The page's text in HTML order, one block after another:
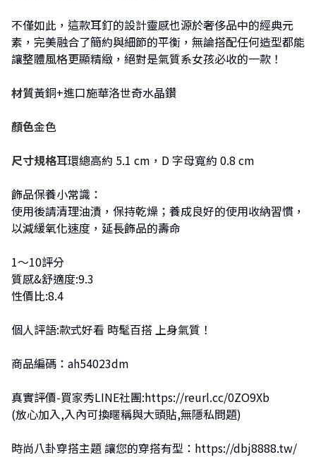
不僅如此，這款耳釘的設計靈感也源於奢侈品中的經典元
素，完美融合了簡約與細節的平衡，無論搭配任何造型都能
讓整體風格更顯精緻，絕對是氣質系女孩必收的一款！
材質黃銅+進口施華洛世奇水晶鑽
顏色金色
尺寸規格耳環總高約 5.1 cm，D 字母寬約 0.8 cm
飾品保養小常識：
使用後請清理油漬，保持乾燥；養成良好的使用收納習慣，
以減緩氧化速度，延長飾品的壽命
1～10評分
質感&舒適度:9.3
性價比:8.4
個人評語:款式好看 時髦百搭 上身氣質！
商品編碼：ah54023dm
真實評價-買家秀LINE社團:https://reurl.cc/0ZO9Xb
(放心加入,入內可換暱稱與大頭貼,無隱私問題)
時尚八卦穿搭主題 讓您的穿搭有型： https://dbj8888.tw/